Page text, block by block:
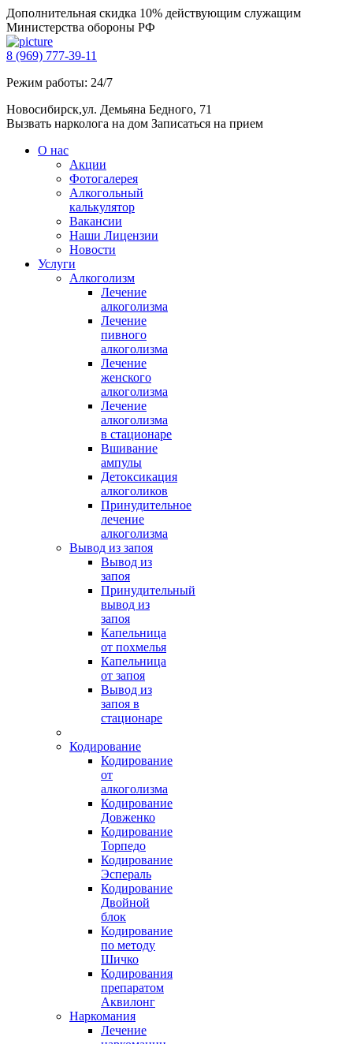
Дополнительная скидка 10% действующим служащим
Министерства обороны РФ
8 (969) 777-39-11
Режим работы: 24/7
Новосибирск,ул. Демьяна Бедного, 71
Вызвать нарколога на дом Записаться на прием
О нас
Акции
Фотогалерея
Алкогольный
калькулятор
Вакансии
Наши Лицензии
Новости
Услуги
Алкоголизм
Лечение
алкоголизма
Лечение
пивного
алкоголизма
Лечение
женского
алкоголизма
Лечение
алкоголизма
в стационаре
Вшивание
ампулы
Детоксикация
алкоголиков
Принудительное
лечение
алкоголизма
Вывод из запоя
Вывод из
запоя
Принудительный
вывод из
запоя
Капельница
от похмелья
Капельница
от запоя
Вывод из
запоя в
стационаре
Кодирование
Кодирование
от
алкоголизма
Кодирование
Довженко
Кодирование
Торпедо
Кодирование
Эспераль
Кодирование
Двойной
блок
Кодирование
по методу
Шичко
Кодирования
препаратом
Аквилонг
Наркомания
Лечение